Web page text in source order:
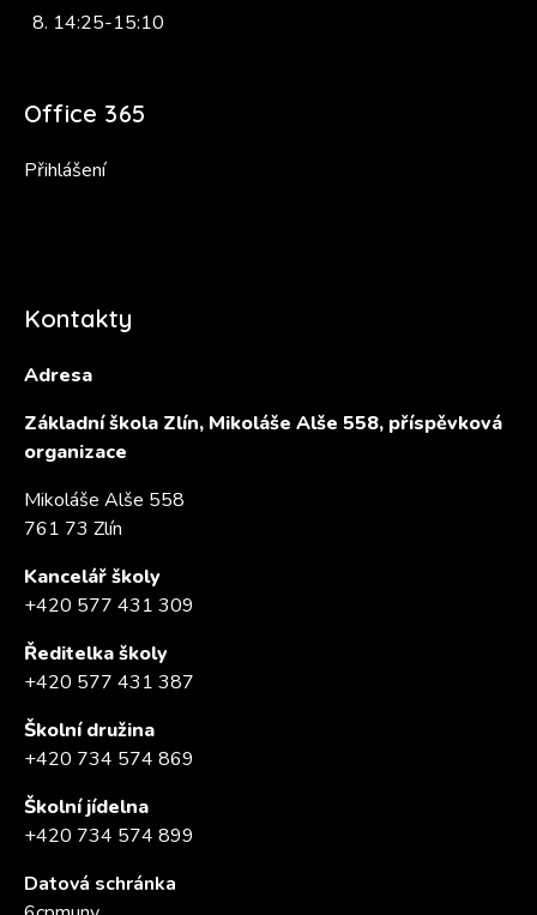
14:25-15:10
Office 365
Přihlášení
Kontakty
Adresa
Základní škola Zlín, Mikoláše Alše 558, příspěvková
organizace
Mikoláše Alše 558
761 73 Zlín
Kancelář školy
+420 577 431 309
Ředitelka školy
+420 577 431 387
Školní družina
+420 734 574 869
Školní jídelna
+420 734 574 899
Datová schránka